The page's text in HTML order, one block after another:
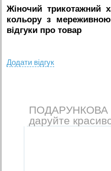
Жіночий трикотажний
кольору з
вiдгуки про товар
Додати вiдгук
ПОДАРУНКОВА
даруйте